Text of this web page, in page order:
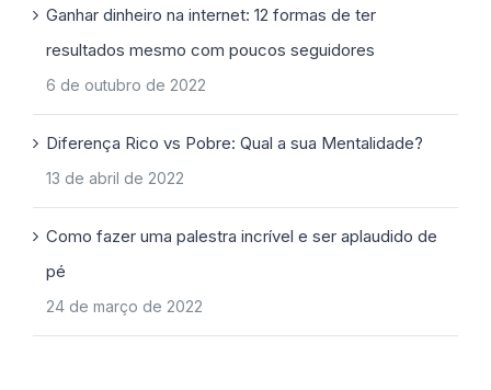
Ganhar dinheiro na internet: 12 formas de ter
resultados mesmo com poucos seguidores
6 de outubro de 2022
Diferença Rico vs Pobre: Qual a sua Mentalidade?
13 de abril de 2022
Como fazer uma palestra incrível e ser aplaudido de
pé
24 de março de 2022